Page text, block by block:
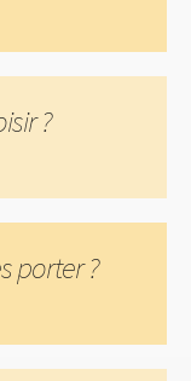
?
porter ?